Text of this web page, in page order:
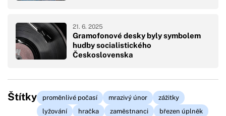
Gramofonové desky byly symbolem
hudby socialistického
Československa
21. 6. 2025
Štítky proměnlivé počasí mrazivý únor
zážitky
lyžování
hračka zaměstnanci
březen úplněk